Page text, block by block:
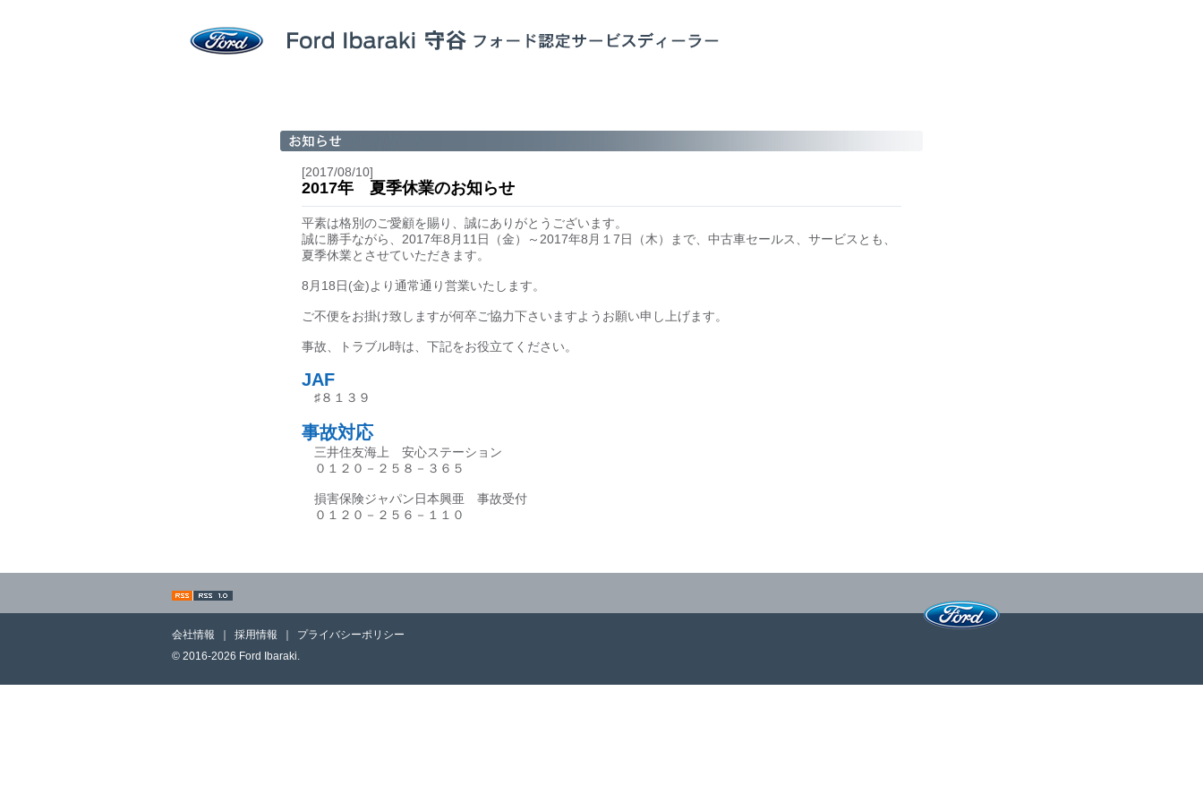
[2017/08/10]
2017年 夏季休業のお知らせ
平素は格別のご愛顧を賜り、誠にありがとうございます。
誠に勝手ながら、2017年8月11日（金）～2017年8月１7日（木）まで、中古車セールス、サービスとも、
夏季休業とさせていただきます。
8月18日(金)より通常通り営業いたします。
ご不便をお掛け致しますが何卒ご協力下さいますようお願い申し上げます。
事故、トラブル時は、下記をお役立てください。
JAF
♯８１３９
事故対応
三井住友海上 安心ステーション
０１２０－２５８－３６５
損害保険ジャパン日本興亜 事故受付
０１２０－２５６－１１０
会社情報 採用情報
プライバシーポリシー
© 2016-2026 Ford Ibaraki.